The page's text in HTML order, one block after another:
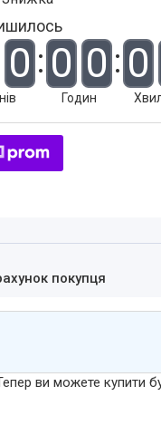
0 0 0
Годин
0
покупця
ви можете купити